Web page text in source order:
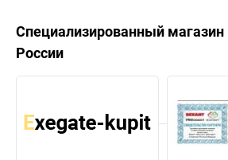
Специализированный магазин
России